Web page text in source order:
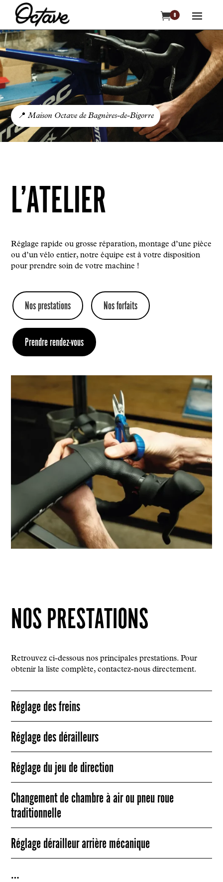
 0
📍Maison Octave de Bagnères-de-Bigorre
L’ATELIER
Réglage rapide ou grosse réparation, montage d’une pièce
ou d’un vélo entier, notre équipe est à votre disposition
pour prendre soin de votre machine !
Nos prestations Nos forfaits
Prendre rendez-vous
NOS PRESTATIONS
Retrouvez ci-dessous nos principales prestations. Pour
obtenir la liste complète, contactez-nous directement.
Réglage des freins
Réglage des dérailleurs
Réglage du jeu de direction
Changement de chambre à air ou pneu roue
traditionnelle
Réglage dérailleur arrière mécanique
…